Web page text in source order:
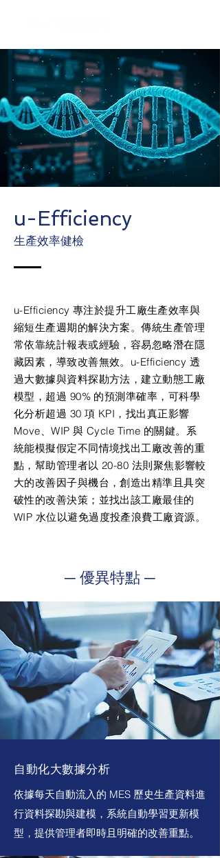
u-Efficiency
生產效率健檢
u-Efficiency 專注於提升工廠生產效率與
縮短生產週期的解決方案。傳統生產管理
常依靠統計報表或經驗，容易忽略潛在隱
藏因素，導致改善無效。u-Efficiency 透
過大數據與資料探勘方法，建立動態工廠
模型，超過 90% 的預測準確率，可科學
化分析超過 30 項 KPI，找出真正影響
Move、WIP 與 Cycle Time 的關鍵。系
統能模擬假定不同情境找出工廠改善的重
點，幫助管理者以 20-80 法則聚焦影響較
大的改善因子與機台，創造出精準且具突
破性的改善決策；並找出該工廠最佳的
WIP 水位以避免過度投產浪費工廠資源。
─ 優異特點 ─
自動化大數據分析
依據每天自動流入的 MES 歷史生產資料進
行資料探勘與建模，系統自動學習更新模
型，提供管理者即時且明確的改善重點。